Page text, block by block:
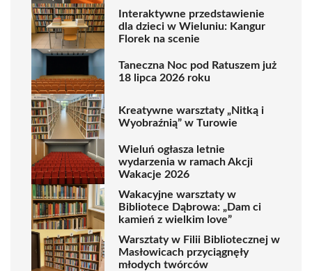
Interaktywne przedstawienie
dla dzieci w Wieluniu: Kangur
Florek na scenie
Taneczna Noc pod Ratuszem już
18 lipca 2026 roku
Kreatywne warsztaty „Nitką i
Wyobraźnią” w Turowie
Wieluń ogłasza letnie
wydarzenia w ramach Akcji
Wakacje 2026
Wakacyjne warsztaty w
Bibliotece Dąbrowa: „Dam ci
kamień z wielkim love”
Warsztaty w Filii Bibliotecznej w
Masłowicach przyciągnęły
młodych twórców